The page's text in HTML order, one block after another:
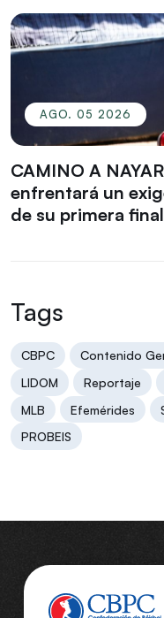
AGO. 05 2026
CAMINO A
enfrentará un
de su primera
Tags
CBPC Contenido
LIDOM
Reportaje
MLB
Efemérides
PROBEIS